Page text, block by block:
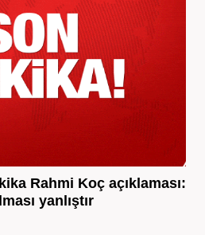
Rahmi Koç açıklaması:
yanlıştır